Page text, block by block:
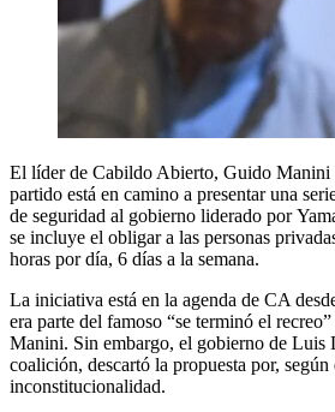
El líder de Cabildo Abierto, Guido Manini
partido está en camino a presentar una
de seguridad al gobierno liderado por
se incluye el obligar a las personas
horas por día, 6 días a la semana.
La iniciativa está en la agenda de CA
era parte del famoso “se terminó el
Manini. Sin embargo, el gobierno de Luis
coalición, descartó la propuesta por,
inconstitucionalidad.